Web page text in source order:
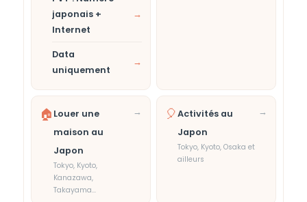
japonais +
Internet
→
Data
uniquement
→
🏠 Louer une
maison au
Japon
Tokyo, Kyoto,
Kanazawa,
Takayama...
→ 🎈Activités au
Japon
Tokyo, Kyoto, Osaka et
ailleurs
→